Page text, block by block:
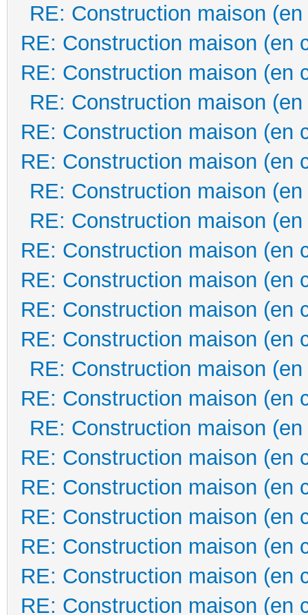
RE: Construction maison
RE: Construction maison (en
RE: Construction maison (en
RE: Construction maison
RE: Construction maison (en
RE: Construction maison (en
RE: Construction maison
RE: Construction maison
RE: Construction maison (en
RE: Construction maison (en
RE: Construction maison (en
RE: Construction maison (en
RE: Construction maison
RE: Construction maison (en
RE: Construction maison
RE: Construction maison (en
RE: Construction maison (en
RE: Construction maison (en
RE: Construction maison (en
RE: Construction maison (en
RE: Construction maison (en